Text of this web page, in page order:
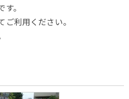
。
利用ください。